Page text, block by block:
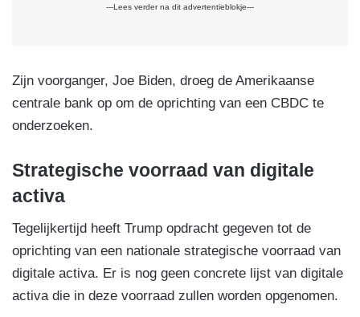
---Lees verder na dit advertentieblokje---
Zijn voorganger, Joe Biden, droeg de Amerikaanse
centrale bank op om de oprichting van een CBDC te
onderzoeken.
Strategische voorraad van digitale
activa
Tegelijkertijd heeft Trump opdracht gegeven tot de
oprichting van een nationale strategische voorraad van
digitale activa. Er is nog geen concrete lijst van digitale
activa die in deze voorraad zullen worden opgenomen.